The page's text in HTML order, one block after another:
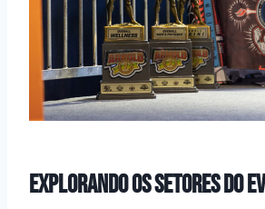
Explorando os Setores do